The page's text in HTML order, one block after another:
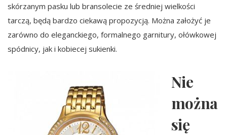
skórzanym pasku lub bransolecie ze średniej wielkości
tarczą, będą bardzo ciekawą propozycją. Można założyć je
zarówno do eleganckiego, formalnego garnitury, ołówkowej
spódnicy, jak i kobiecej sukienki.
Nie
można
się